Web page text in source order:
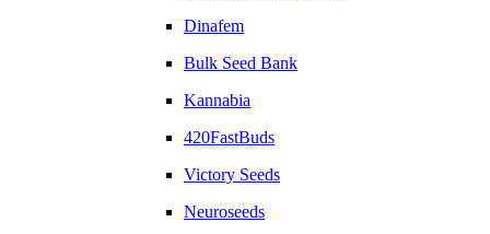
Dinafem
Bulk Seed Bank
Kannabia
420FastBuds
Victory Seeds
Neuroseeds